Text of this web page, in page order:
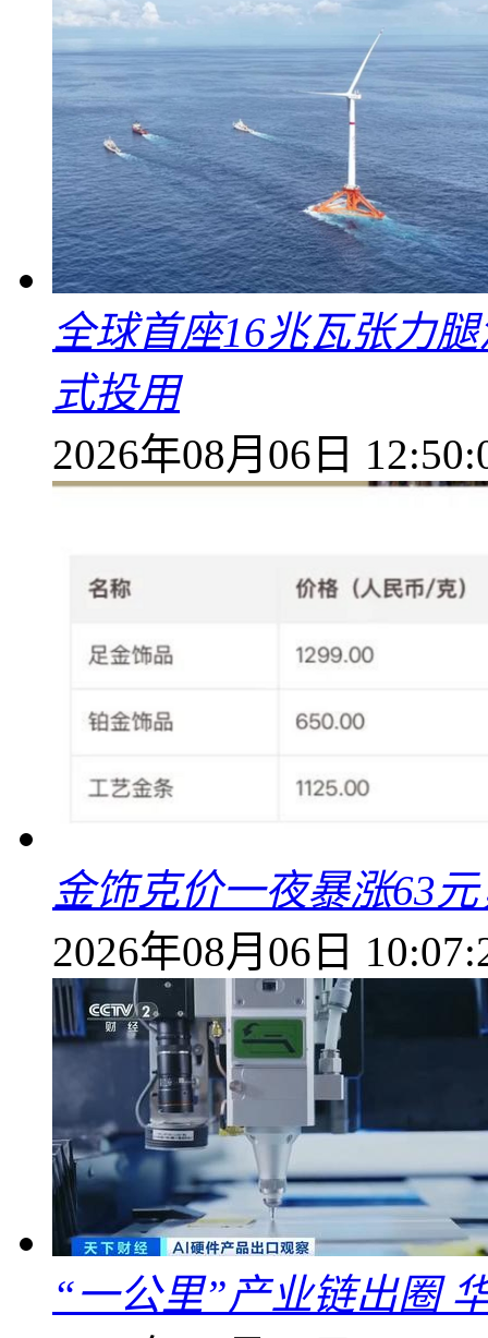
全球首座16兆瓦张力
式投用
2026年08月06日
金饰克价一夜暴涨63
2026年08月06日
“一公里”产业链出圈